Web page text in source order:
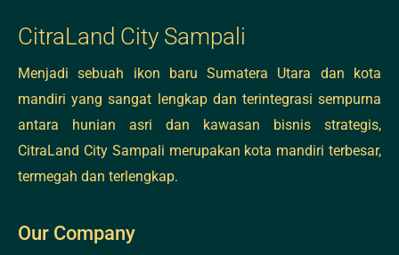
CitraLand City Sampali
Menjadi sebuah ikon baru Sumatera Utara dan kota
mandiri yang sangat lengkap dan terintegrasi sempurna
antara hunian asri dan kawasan bisnis strategis,
CitraLand City Sampali merupakan kota mandiri terbesar,
termegah dan terlengkap.
Our Company